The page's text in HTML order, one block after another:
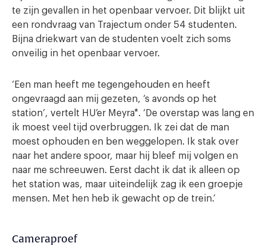
te zijn gevallen in het openbaar vervoer. Dit blijkt uit
een rondvraag van Trajectum onder 54 studenten.
Bijna driekwart van de studenten voelt zich soms
onveilig in het openbaar vervoer.
‘Een man heeft me tegengehouden en heeft
ongevraagd aan mij gezeten, ‘s avonds op het
station’, vertelt HU’er Meyra*. ‘De overstap was lang en
ik moest veel tijd overbruggen. Ik zei dat de man
moest ophouden en ben weggelopen. Ik stak over
naar het andere spoor, maar hij bleef mij volgen en
naar me schreeuwen. Eerst dacht ik dat ik alleen op
het station was, maar uiteindelijk zag ik een groepje
mensen. Met hen heb ik gewacht op de trein.’
Cameraproef